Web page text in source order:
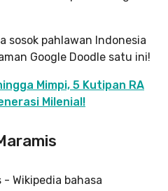
sosok pahlawan Indonesia
Google Doodle satu ini!
Mimpi, 5 Kutipan RA
Milenial!